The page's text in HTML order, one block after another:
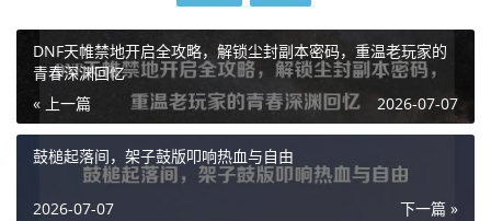
DNF天帷禁地开启全攻略，解锁尘封副本密码，重温老玩家的
青春深渊回忆
« 上一篇
2026-07-07
鼓槌起落间，架子鼓版叩响热血与自由
下一篇 »
2026-07-07